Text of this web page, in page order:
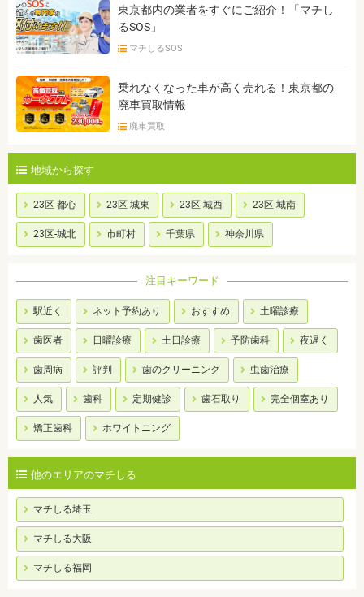
東京都内の業者をすぐにご紹介！「マチし
るSOS」
マチしるSOS
乗れなくなった車が高く売れる！東京都の
廃車買取情報
廃車買取
地域から探す
23区-都心 23区-城東 23区-城西 23区-城南
23区-城北 市町村 千葉県 神奈川県
注目キーワード
駅近く ネット予約あり おすすめ 土曜診療
歯医者 日曜診療 土日診療 予防歯科 夜遅く
歯周病 評判 歯のクリーニング 虫歯治療
人気 歯科 定期健診 歯石取り 完全個室あり
矯正歯科 ホワイトニング
他のエリアのマチしる
マチしる埼玉
マチしる大阪
マチしる福岡